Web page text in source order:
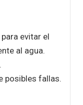
evitar el
al agua.
posibles fallas.